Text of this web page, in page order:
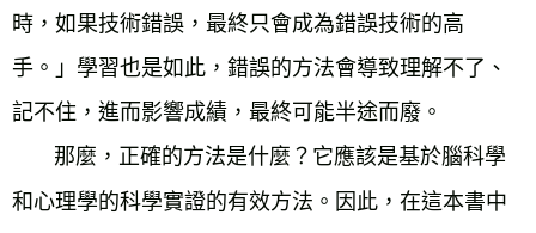
時，如果技術錯誤，最終只會成為錯誤技術的高
手。」學習也是如此，錯誤的方法會導致理解不了、
記不住，進而影響成績，最終可能半途而廢。
那麼，正確的方法是什麼？它應該是基於腦科學
和心理學的科學實證的有效方法。因此，在這本書中